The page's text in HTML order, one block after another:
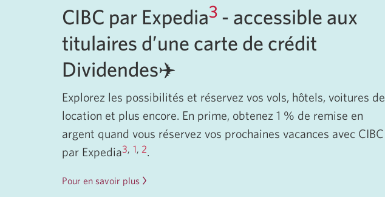
CIBC par Expedia3 - accessible aux
titulaires d’une carte de crédit
Dividendes✈️
Explorez les possibilités et réservez vos vols, hôtels, voitures de
location et plus encore. En prime, obtenez 1 % de remise en
argent quand vous réservez vos prochaines vacances avec CIBC
par Expedia3 1 2.
Pour en savoir plus sur